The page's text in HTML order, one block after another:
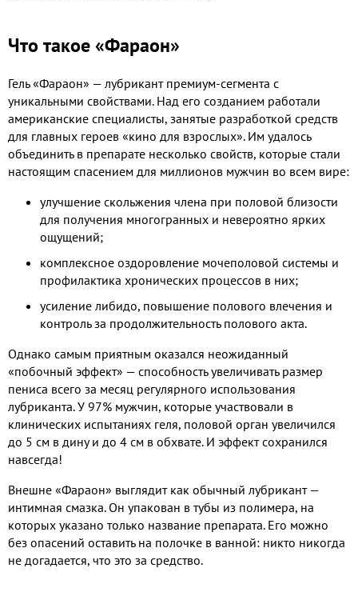
Что такое «Фараон»
Гель «Фараон» — лубрикант премиум-сегмента с
уникальными свойствами. Над его созданием работали
американские специалисты, занятые разработкой средств
для главных героев «кино для взрослых». Им удалось
объединить в препарате несколько свойств, которые стали
настоящим спасением для миллионов мужчин во всем вире:
улучшение скольжения члена при половой близости
для получения многогранных и невероятно ярких
ощущений;
комплексное оздоровление мочеполовой системы и
профилактика хронических процессов в них;
усиление либидо, повышение полового влечения и
контроль за продолжительность полового акта.
Однако самым приятным оказался неожиданный
«побочный эффект» — способность увеличивать размер
пениса всего за месяц регулярного использования
лубриканта. У 97% мужчин, которые участвовали в
клинических испытаниях геля, половой орган увеличился
до 5 см в дину и до 4 см в обхвате. И эффект сохранился
навсегда!
Внешне «Фараон» выглядит как обычный лубрикант —
интимная смазка. Он упакован в тубы из полимера, на
которых указано только название препарата. Его можно
без опасений оставить на полочке в ванной: никто никогда
не догадается, что это за средство.